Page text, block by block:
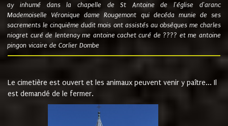
ay inhumé dans la chapelle de St Antoine de l'église d'aranc
Mademoiselle Véronique dame Rougemont qui decéda munie de ses
sacrements le cinquième dudit mois ont assistés au obsèques me charles
niogret curé de lentenay me antoine cachet curé de ???? et me antoine
pingon vicaire de Corlier Dombe
Le cimetière est ouvert et les animaux peuvent venir y paître... Il
est demandé de le fermer.